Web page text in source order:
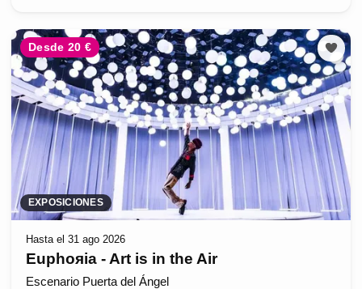
Desde 20 €
EXPOSICIONES
Hasta el 31 ago 2026
Euphoяia - Art is in the Air
Escenario Puerta del Ángel